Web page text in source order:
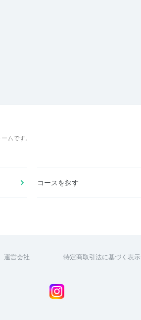
ムです。
コースを探す
運営会社 特定商取引法に基づく表示